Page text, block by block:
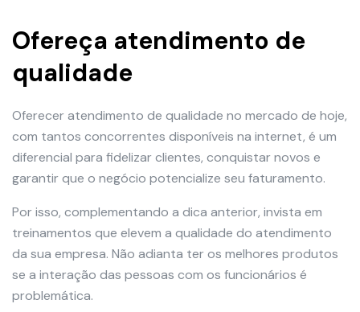
Ofereça atendimento de
qualidade
Oferecer atendimento de qualidade no mercado de hoje,
com tantos concorrentes disponíveis na internet, é um
diferencial para fidelizar clientes, conquistar novos e
garantir que o negócio potencialize seu faturamento.
Por isso, complementando a dica anterior, invista em
treinamentos que elevem a qualidade do atendimento
da sua empresa. Não adianta ter os melhores produtos
se a interação das pessoas com os funcionários é
problemática.